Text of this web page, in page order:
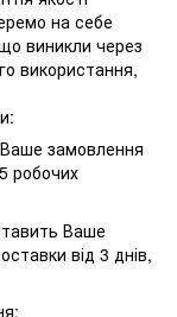
на себе
виникли через
використання,
замовлення
робочих
Ваше
від 3 днів,